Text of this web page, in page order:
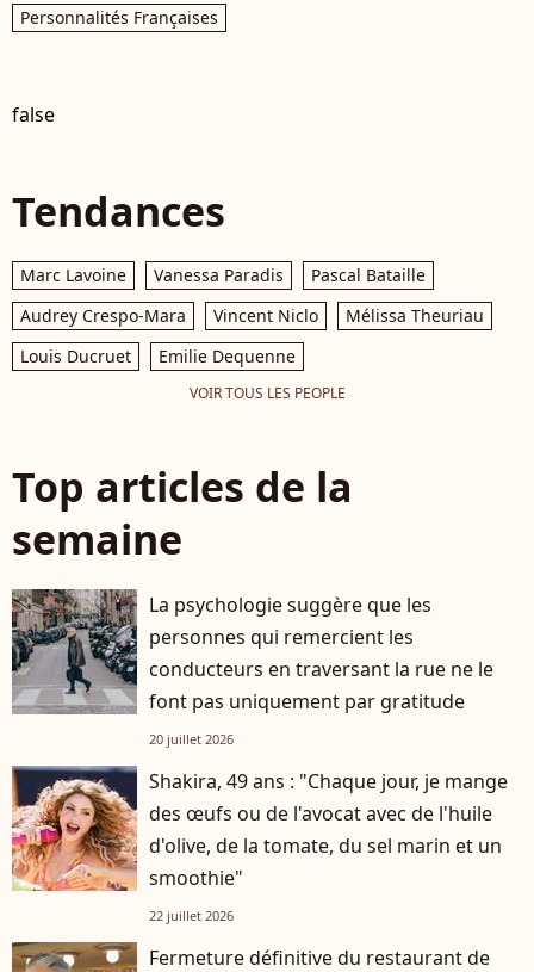
Personnalités Françaises
false
Tendances
Marc Lavoine Vanessa Paradis
Pascal Bataille
Audrey Crespo-Mara
Vincent Niclo
Mélissa Theuriau
Louis Ducruet
Emilie Dequenne
VOIR TOUS LES PEOPLE
Top articles de la
semaine
La psychologie suggère que les
personnes qui remercient les
conducteurs en traversant la rue ne le
font pas uniquement par gratitude
20 juillet 2026
Shakira, 49 ans : "Chaque jour, je mange
des œufs ou de l'avocat avec de l'huile
d'olive, de la tomate, du sel marin et un
smoothie"
22 juillet 2026
Fermeture définitive du restaurant de